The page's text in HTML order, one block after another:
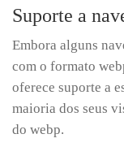
Suporte a
Embora alguns
com o formato
oferece suporte a
maioria dos seus
do webp.